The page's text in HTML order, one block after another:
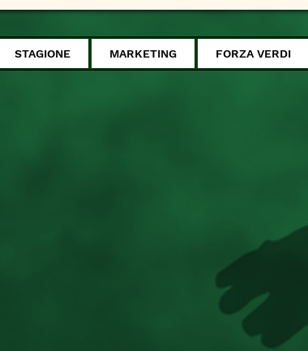
STAGIONE MARKETING FORZA VERDI